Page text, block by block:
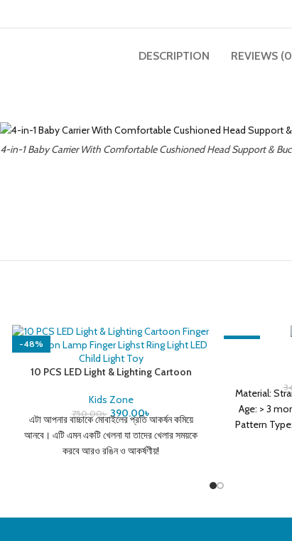
DESCRIPTION REVIEWS
4-in-1 Baby Carrier With Comfortable Cushioned Head Support &
-48%
10 PCS LED Light & Lighting Cartoon
Ring Light LED Child Light Toy
Kids Zone
750.00৳ 390.00৳
এটা আপনার বাচ্চাকে মোবাইলের প্রতি আকর্ষন কমিয়ে
আনবে। এটি এমন একটি খেলনা যা তাদের খেলার সময়কে
করবে আরও রঙিন ও আকর্ষণীয়!
নিরাপদ এবং সহজ ব্যবহার: LED ফিঙ্গার লাইট সম্পূর্ণ
Material:
Age: > 3
Pattern